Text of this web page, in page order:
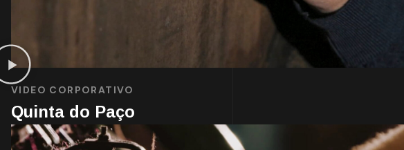
VIDEO CORPORATIVO
Quinta do Paço